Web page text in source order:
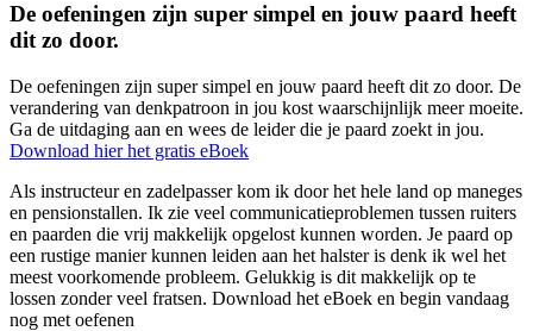
De oefeningen zijn super simpel en jouw paard heeft
dit zo door.
De oefeningen zijn super simpel en jouw paard heeft dit zo door. De
verandering van denkpatroon in jou kost waarschijnlijk meer moeite.
Ga de uitdaging aan en wees de leider die je paard zoekt in jou.
Download hier het gratis eBoek
Als instructeur en zadelpasser kom ik door het hele land op maneges
en pensionstallen. Ik zie veel communicatieproblemen tussen ruiters
en paarden die vrij makkelijk opgelost kunnen worden. Je paard op
een rustige manier kunnen leiden aan het halster is denk ik wel het
meest voorkomende probleem. Gelukkig is dit makkelijk op te
lossen zonder veel fratsen. Download het eBoek en begin vandaag
nog met oefenen